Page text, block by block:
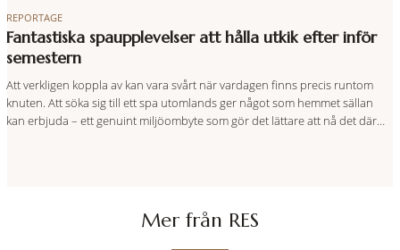
REPORTAGE
Fantastiska spaupplevelser att hålla utkik efter inför
semestern
Att verkligen koppla av kan vara svårt när vardagen finns precis runtom
knuten. Att söka sig till ett spa utomlands ger något som hemmet sällan
kan erbjuda – ett genuint miljöombyte som gör det lättare att nå det där
Mer från RES